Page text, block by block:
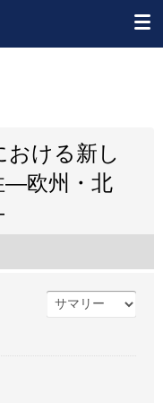
おける新し
―欧州・北